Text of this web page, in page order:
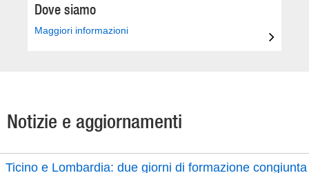
Dove siamo
Maggiori informazioni
Notizie e aggiornamenti
Ticino e Lombardia: due giorni di formazione congiunta